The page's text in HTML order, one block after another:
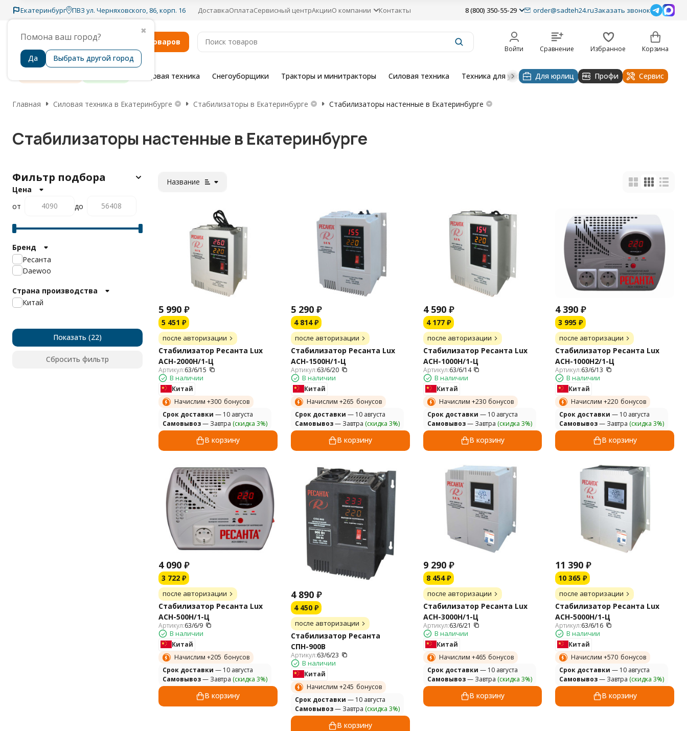
Екатеринбург
✖
Помона ваш город?
Да Выбрать другой город
ПВЗ ул. Черняховского, 86, корп. 16 ДоставкаОплатаСервисный центрАкцииО компании Контакты 8 (800) 350-55-29 order@sadteh24.ruЗаказать звонок
Каталог товаров
Войти Сравнение Избранное Корзина
Садовая техника Снегоуборщики Тракторы и минитракторы Силовая техника Техника для уборки Строительная техника
Для юрлиц Профи Сервис
Главная Силовая техника в Екатеринбурге Стабилизаторы в Екатеринбурге Стабилизаторы настенные в Екатеринбурге
Стабилизаторы настенные в Екатеринбурге
Название
5 990 ₽
5 451 ₽
после авторизации
Стабилизатор Ресанта Lux
АСН-2000Н/1-Ц
Артикул:63/6/15
В наличии
Китай
Начислим +300 бонусов
Cрок доставки — 10 августа
Самовывоз— Завтра (скидка 3%)
В корзину
5 290 ₽
4 814 ₽
после авторизации
Стабилизатор Ресанта Lux
АСН-1500Н/1-Ц
Артикул:63/6/20
В наличии
Китай
Начислим +265 бонусов
Cрок доставки — 10 августа
Самовывоз— Завтра (скидка 3%)
В корзину
4 590 ₽
4 177 ₽
после авторизации
Стабилизатор Ресанта Lux
АСН-1000Н/1-Ц
Артикул:63/6/14
В наличии
Китай
Начислим +230 бонусов
Cрок доставки — 10 августа
Самовывоз— Завтра (скидка 3%)
В корзину
4 390 ₽
3 995 ₽
после авторизации
Стабилизатор Ресанта Lux
АСН-1000Н2/1-Ц
Артикул:63/6/13
В наличии
Китай
Начислим +220 бонусов
Cрок доставки — 10 августа
Самовывоз— Завтра (скидка 3%)
В корзину
4 090 ₽
3 722 ₽
после авторизации
Стабилизатор Ресанта Lux
АСН-500Н/1-Ц
Артикул:63/6/9
В наличии
Китай
Начислим +205 бонусов
Cрок доставки — 10 августа
Самовывоз— Завтра (скидка 3%)
В корзину
4 890 ₽
4 450 ₽
после авторизации
Стабилизатор Ресанта
СПН-900В
Артикул:63/6/23
В наличии
Китай
Начислим +245 бонусов
Cрок доставки — 10 августа
Самовывоз— Завтра (скидка 3%)
В корзину
9 290 ₽
8 454 ₽
после авторизации
Стабилизатор Ресанта Lux
АСН-3000Н/1-Ц
Артикул:63/6/21
В наличии
Китай
Начислим +465 бонусов
Cрок доставки — 10 августа
Самовывоз— Завтра (скидка 3%)
В корзину
11 390 ₽
10 365 ₽
после авторизации
Стабилизатор Ресанта Lux
АСН-5000Н/1-Ц
Артикул:63/6/16
В наличии
Китай
Начислим +570 бонусов
Cрок доставки — 10 августа
Самовывоз— Завтра (скидка 3%)
В корзину
Фильтр подбора
Цена
от
до
Бренд
Ресанта
Daewoo
Страна производства
Китай
Показать
Сбросить фильтр